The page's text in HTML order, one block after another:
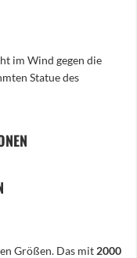
im Wind gegen die
Statue des
Größen. Das mit 2000